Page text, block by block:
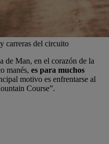
carreras del circuito
de Man, en el corazón de la
manés, es para muchos
motivo es enfrentarse al
Course”.